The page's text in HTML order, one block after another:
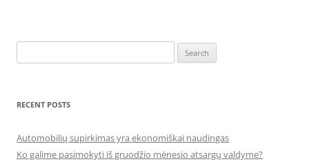
for:
RECENT POSTS
Automobilių supirkimas yra ekonomiškai naudingas
Ko galime pasimokyti iš gruodžio mėnesio atsargų valdyme?